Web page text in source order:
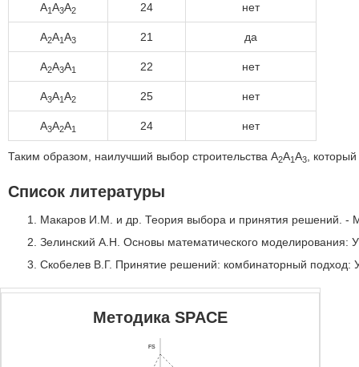
A1A3A2 24 нет
A2A1A3 21 да
A2A3A1 22 нет
A3A1A2 25 нет
A3A2A1 24 нет
Таким образом, наилучший выбор строительства A2A1A3 ,
Список литературы
Макаров И.М. и др. Теория выбора и принятия решений. -
Зелинский А.Н. Основы математического
Скобелев В.Г. Принятие решений: комбинаторный подход:
Методика SPACE
FS